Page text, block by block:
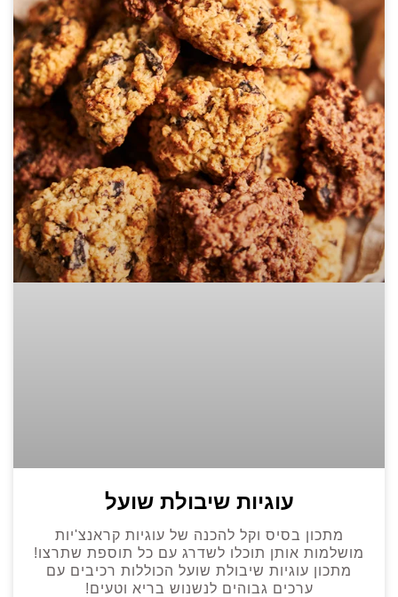
עוגיות שיבולת שועל
מתכון בסיס וקל להכנה של עוגיות קראנצ'יות
מושלמות אותן תוכלו לשדרג עם כל תוספת שתרצו!
מתכון עוגיות שיבולת שועל הכוללות רכיבים עם
ערכים גבוהים לנשנוש בריא וטעים!